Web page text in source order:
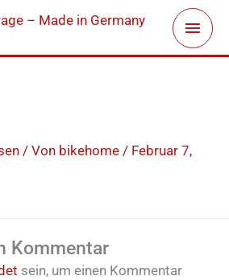
/ Von bikehome / Februar 7,
Kommentar
sein, um einen Kommentar